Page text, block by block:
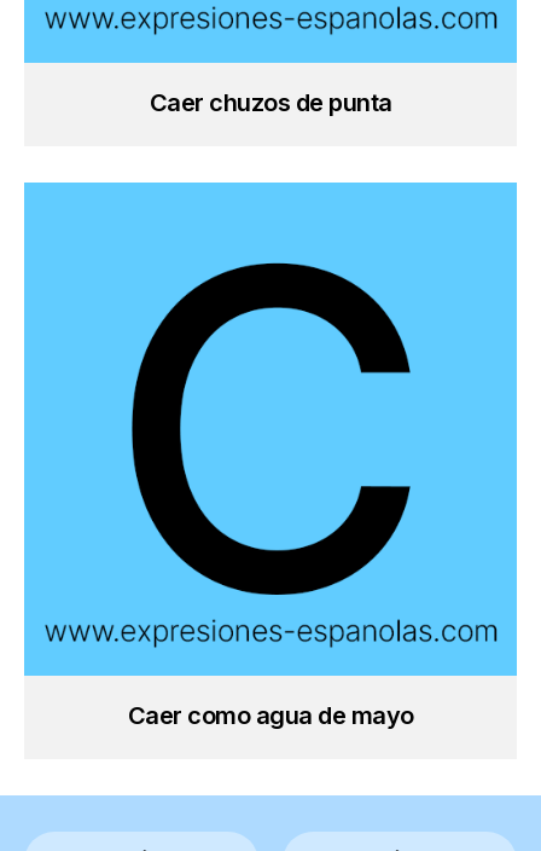
Caer chuzos de punta
Caer como agua de mayo